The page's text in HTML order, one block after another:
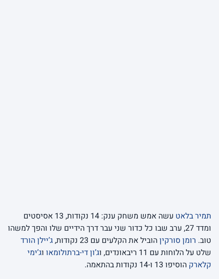
תמיר בלאט
עשה אמש משחק ענק: 14 נקודות, 13 אסיסטים
ומדד 27, ערב שבו כל כדור שני עבר דרך הידיים שלו והפך למשהו
טוב. רומן סורקיןהוביל את הקלעים עם 23 נקודות,
ג’יילן הורד
שלט על הלוחות עם 11 ריבאונדים, ו
ג’ון די-ברתולומאו וג’ימי
קלארק הוסיפו 13 ו-14 נקודות בהתאמה.